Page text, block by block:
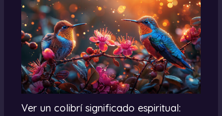
Ver un colibrí significado espiritual: